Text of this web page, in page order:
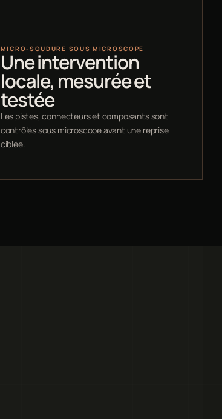
MICRO-SOUDURE SOUS MICROSCOPE
Une intervention
locale, mesurée et
testée
Les pistes, connecteurs et composants sont
contrôlés sous microscope avant une reprise
ciblée.